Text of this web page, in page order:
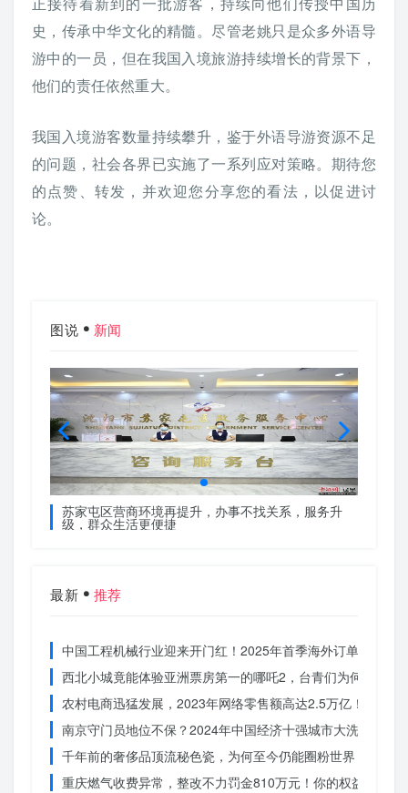
史，传承中华文化的精髓。尽管老姚只是众多外语导
游中的一员，但在我国入境旅游持续增长的背景下，
他们的责任依然重大。
我国入境游客数量持续攀升，鉴于外语导游资源不足
的问题，社会各界已实施了一系列应对策略。期待您
的点赞、转发，并欢迎您分享您的看法，以促进讨
论。
图说 新闻
苏家屯区营商环境再提升，办事不找关系，服务升
级，群众生活更便捷
最新 推荐
中国工程机械行业迎来开门红！2025年首季海外订单激增，
西北小城竟能体验亚洲票房第一的哪吒2，台青们为何如此惊
农村电商迅猛发展，2023年网络零售额高达2.5万亿！你还在
南京守门员地位不保？2024年中国经济十强城市大洗牌
千年前的奢侈品顶流秘色瓷，为何至今仍能圈粉世界？揭秘
重庆燃气收费异常，整改不力罚金810万元！你的权益被侵犯